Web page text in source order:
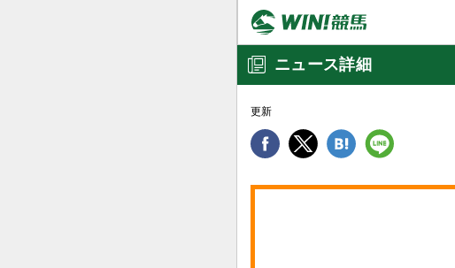
ニュース詳細
更新